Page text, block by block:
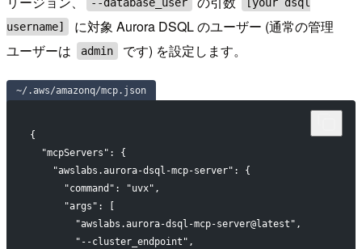
username]
に対象 Aurora DSQL のユーザー (通常の管理
ユーザーは
admin です) を設定します。
~/.aws/amazonq/mcp.json
{
  "mcpServers": {
    "awslabs.aurora-dsql-mcp-server": {
      "command": "uvx",
      "args": [
        "awslabs.aurora-dsql-mcp-server@latest",
        "--cluster_endpoint",